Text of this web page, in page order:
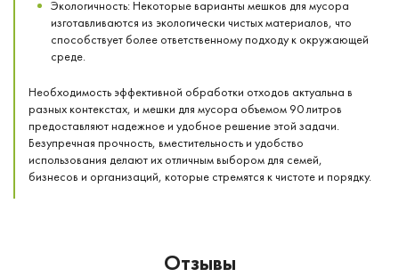
Экологичность: Некоторые варианты мешков для мусора
изготавливаются из экологически чистых материалов, что
способствует более ответственному подходу к окружающей
среде.
Необходимость эффективной обработки отходов актуальна в
разных контекстах, и мешки для мусора объемом 90 литров
предоставляют надежное и удобное решение этой задачи.
Безупречная прочность, вместительность и удобство
использования делают их отличным выбором для семей,
бизнесов и организаций, которые стремятся к чистоте и порядку.
Отзывы